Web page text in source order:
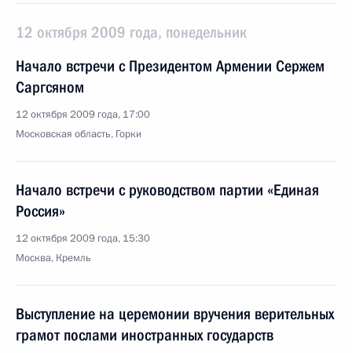
12 октября 2009 года, понедельник
Начало встречи с Президентом Армении Сержем
Саргсяном
12 октября 2009 года, 17:00
Московская область, Горки
Начало встречи с руководством партии «Единая
Россия»
12 октября 2009 года, 15:30
Москва, Кремль
Выступление на церемонии вручения верительных
грамот послами иностранных государств